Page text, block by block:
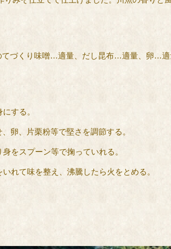
てづくり味噌…適量、だし昆布…適量、卵…
する。
卵、片栗粉等で堅さを調節する。
をスプーン等で掬っていれる。
れて味を整え、沸騰したら火をとめる。